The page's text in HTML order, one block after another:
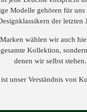
Modelle gehören für uns
der letzten
wählen wir auch
Kollektion,
denen wir selbst stehen.
unser Verständnis von